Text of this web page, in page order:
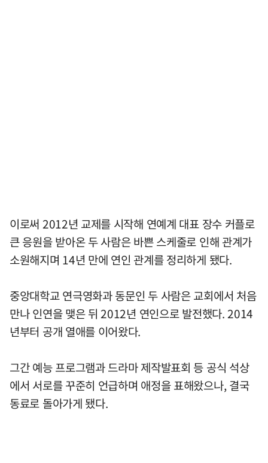
이로써 2012년 교제를 시작해 연예계 대표 장수 커플로
큰 응원을 받아온 두 사람은 바쁜 스케줄로 인해 관계가
소원해지며 14년 만에 연인 관계를 정리하게 됐다.
중앙대학교 연극영화과 동문인 두 사람은 교회에서 처음
만나 인연을 맺은 뒤 2012년 연인으로 발전했다. 2014
년부터 공개 열애를 이어왔다.
그간 예능 프로그램과 드라마 제작발표회 등 공식 석상
에서 서로를 꾸준히 언급하며 애정을 표해왔으나, 결국
동료로 돌아가게 됐다.